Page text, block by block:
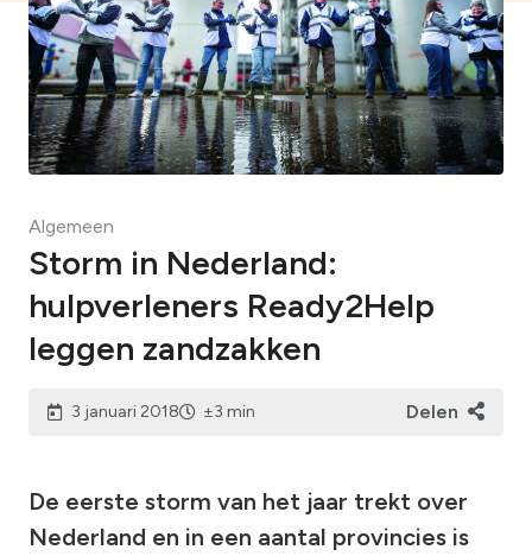
Algemeen
Storm in Nederland:
hulpverleners Ready2Help
leggen zandzakken
3 januari 2018 ±3 min Delen
De eerste storm van het jaar trekt over
Nederland en in een aantal provincies is